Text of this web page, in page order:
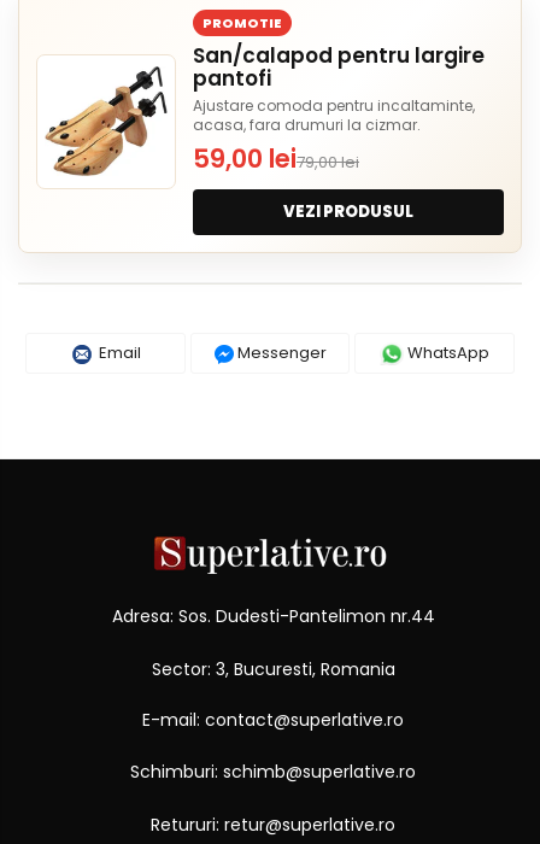
PROMOTIE
San/calapod pentru largire
pantofi
Ajustare comoda pentru incaltaminte,
acasa, fara drumuri la cizmar.
59,00 lei79,00 lei
VEZI PRODUSUL
Email Messenger WhatsApp
Adresa: Sos. Dudesti-Pantelimon nr.44
Sector: 3, Bucuresti, Romania
E-mail: contact@superlative.ro
Schimburi: schimb@superlative.ro
Retururi: retur@superlative.ro